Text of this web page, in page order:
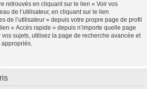
retrouvés en cliquant sur le lien « Voir vos
de l’utilisateur, en cliquant sur le lien
de l’utilisateur » depuis votre propre page de profil
« Accès rapide » depuis n’importe quelle page
sujets, utilisez la page de recherche avancée et
appropriés.